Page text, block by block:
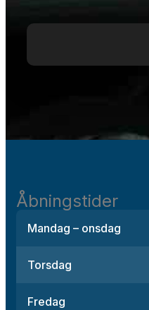
Åbningstider
Mandag – onsdag
Torsdag
Fredag